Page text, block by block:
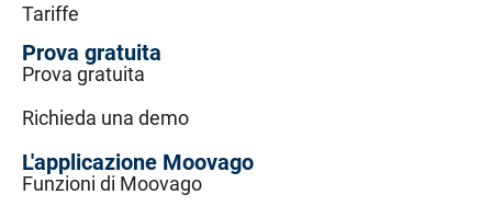
Tariffe
Prova gratuita
Prova gratuita
Richieda una demo
L'applicazione Moovago
Funzioni di Moovago